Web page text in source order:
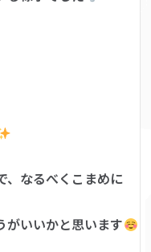
、なるべくこまめに
がいいかと思います